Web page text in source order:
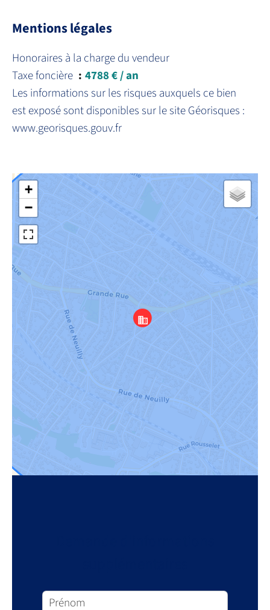
Mentions légales
Honoraires à la charge du vendeur
Taxe foncière
4788 € / an
Les informations sur les risques auxquels ce bien
est exposé sont disponibles sur le site Géorisques :
www.georisques.gouv.fr
+
−